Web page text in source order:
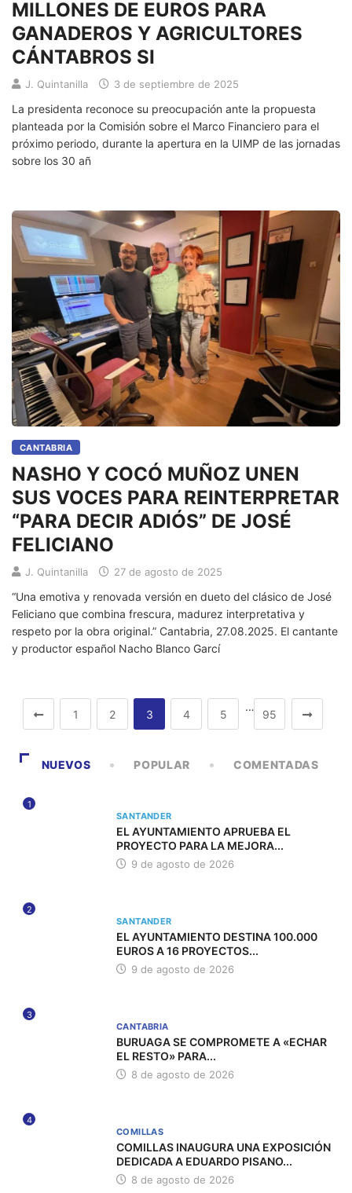
MILLONES DE EUROS PARA
GANADEROS Y AGRICULTORES
CÁNTABROS SI
J. Quintanilla 3 de septiembre de 2025
La presidenta reconoce su preocupación ante la propuesta
planteada por la Comisión sobre el Marco Financiero para el
próximo periodo, durante la apertura en la UIMP de las jornadas
sobre los 30 añ
CANTABRIA
NASHO Y COCÓ MUÑOZ UNEN
SUS VOCES PARA REINTERPRETAR
“PARA DECIR ADIÓS” DE JOSÉ
FELICIANO
J. Quintanilla 27 de agosto de 2025
“Una emotiva y renovada versión en dueto del clásico de José
Feliciano que combina frescura, madurez interpretativa y
respeto por la obra original.” Cantabria, 27.08.2025. El cantante
y productor español Nacho Blanco Garcí
1 2 3 4 5
…
95
NUEVOS POPULAR COMENTADAS
1
SANTANDER
EL AYUNTAMIENTO APRUEBA EL
PROYECTO PARA LA MEJORA...
9 de agosto de 2026
2
SANTANDER
EL AYUNTAMIENTO DESTINA 100.000
EUROS A 16 PROYECTOS...
9 de agosto de 2026
3
CANTABRIA
BURUAGA SE COMPROMETE A «ECHAR
EL RESTO» PARA...
8 de agosto de 2026
4
COMILLAS
COMILLAS INAUGURA UNA EXPOSICIÓN
DEDICADA A EDUARDO PISANO...
8 de agosto de 2026